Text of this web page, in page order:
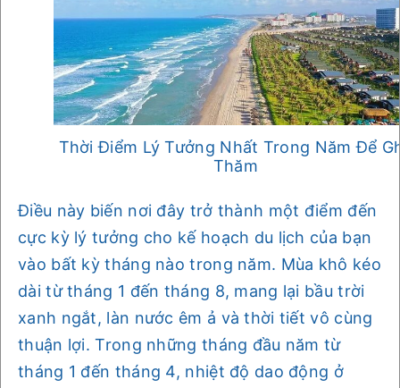
Thời Điểm Lý Tưởng Nhất Trong Năm Để
Thăm
Điều này biến nơi đây trở thành một điểm đến
cực kỳ lý tưởng cho kế hoạch du lịch của bạn
vào bất kỳ tháng nào trong năm. Mùa khô kéo
dài từ tháng 1 đến tháng 8, mang lại bầu trời
xanh ngắt, làn nước êm ả và thời tiết vô cùng
thuận lợi. Trong những tháng đầu năm từ
tháng 1 đến tháng 4, nhiệt độ dao động ở